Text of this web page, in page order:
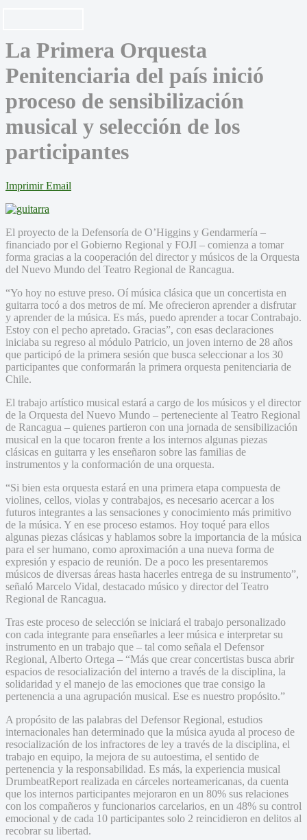
La Primera Orquesta
Penitenciaria del país inició
proceso de sensibilización
musical y selección de los
participantes
Imprimir Email
El proyecto de la Defensoría de O’Higgins y Gendarmería –
financiado por el Gobierno Regional y FOJI – comienza a tomar
forma gracias a la cooperación del director y músicos de la Orquesta
del Nuevo Mundo del Teatro Regional de Rancagua.
“Yo hoy no estuve preso. Oí música clásica que un concertista en
guitarra tocó a dos metros de mí. Me ofrecieron aprender a disfrutar
y aprender de la música. Es más, puedo aprender a tocar Contrabajo.
Estoy con el pecho apretado. Gracias”, con esas declaraciones
iniciaba su regreso al módulo Patricio, un joven interno de 28 años
que participó de la primera sesión que busca seleccionar a los 30
participantes que conformarán la primera orquesta penitenciaria de
Chile.
El trabajo artístico musical estará a cargo de los músicos y el director
de la Orquesta del Nuevo Mundo – perteneciente al Teatro Regional
de Rancagua – quienes partieron con una jornada de sensibilización
musical en la que tocaron frente a los internos algunas piezas
clásicas en guitarra y les enseñaron sobre las familias de
instrumentos y la conformación de una orquesta.
“Si bien esta orquesta estará en una primera etapa compuesta de
violines, cellos, violas y contrabajos, es necesario acercar a los
futuros integrantes a las sensaciones y conocimiento más primitivo
de la música. Y en ese proceso estamos. Hoy toqué para ellos
algunas piezas clásicas y hablamos sobre la importancia de la música
para el ser humano, como aproximación a una nueva forma de
expresión y espacio de reunión. De a poco les presentaremos
músicos de diversas áreas hasta hacerles entrega de su instrumento”,
señaló Marcelo Vidal, destacado músico y director del Teatro
Regional de Rancagua.
Tras este proceso de selección se iniciará el trabajo personalizado
con cada integrante para enseñarles a leer música e interpretar su
instrumento en un trabajo que – tal como señala el Defensor
Regional, Alberto Ortega – “Más que crear concertistas busca abrir
espacios de resocialización del interno a través de la disciplina, la
solidaridad y el manejo de las emociones que trae consigo la
pertenencia a una agrupación musical. Ese es nuestro propósito.”
A propósito de las palabras del Defensor Regional, estudios
internacionales han determinado que la música ayuda al proceso de
resocialización de los infractores de ley a través de la disciplina, el
trabajo en equipo, la mejora de su autoestima, el sentido de
pertenencia y la responsabilidad. Es más, la experiencia musical
DrumbeatReport realizada en cárceles norteamericanas, da cuenta
que los internos participantes mejoraron en un 80% sus relaciones
con los compañeros y funcionarios carcelarios, en un 48% su control
emocional y de cada 10 participantes solo 2 reincidieron en delitos al
recobrar su libertad.